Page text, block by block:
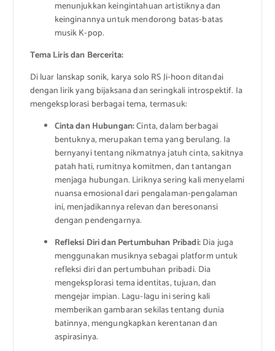
menunjukkan keingintahuan artistiknya dan
keinginannya untuk mendorong batas-batas
musik K-pop.
Tema Liris dan Bercerita:
Di luar lanskap sonik, karya solo RS Ji-hoon ditandai
dengan lirik yang bijaksana dan seringkali introspektif. Ia
mengeksplorasi berbagai tema, termasuk:
Cinta dan Hubungan:Cinta, dalam berbagai
bentuknya, merupakan tema yang berulang. Ia
bernyanyi tentang nikmatnya jatuh cinta, sakitnya
patah hati, rumitnya komitmen, dan tantangan
menjaga hubungan. Liriknya sering kali menyelami
nuansa emosional dari pengalaman-pengalaman
ini, menjadikannya relevan dan beresonansi
dengan pendengarnya.
Refleksi Diri dan Pertumbuhan Pribadi:Dia juga
menggunakan musiknya sebagai platform untuk
refleksi diri dan pertumbuhan pribadi. Dia
mengeksplorasi tema identitas, tujuan, dan
mengejar impian. Lagu-lagu ini sering kali
memberikan gambaran sekilas tentang dunia
batinnya, mengungkapkan kerentanan dan
aspirasinya.